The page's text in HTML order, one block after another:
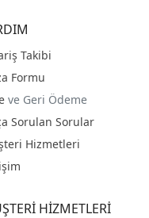
Takibi
Formu
ve Geri Ödeme
Sorulan Sorular
Hizmetleri
HİZMETLERİ